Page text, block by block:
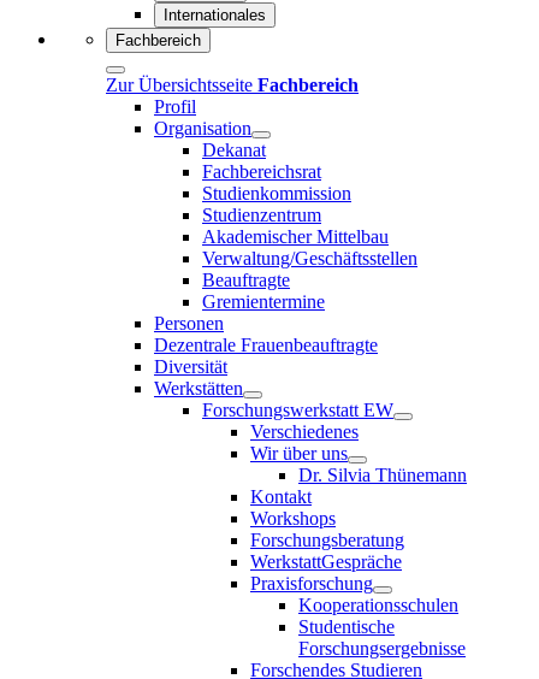
Internationales
Fachbereich
Zur Übersichtsseite Fachbereich
Profil
Organisation
Dekanat
Fachbereichsrat
Studienkommission
Studienzentrum
Akademischer Mittelbau
Verwaltung/Geschäftsstellen
Beauftragte
Gremientermine
Personen
Dezentrale Frauenbeauftragte
Diversität
Werkstätten
Forschungswerkstatt EW
Verschiedenes
Wir über uns
Dr. Silvia Thünemann
Kontakt
Workshops
Forschungsberatung
WerkstattGespräche
Praxisforschung
Kooperationsschulen
Studentische
Forschungsergebnisse
Forschendes Studieren